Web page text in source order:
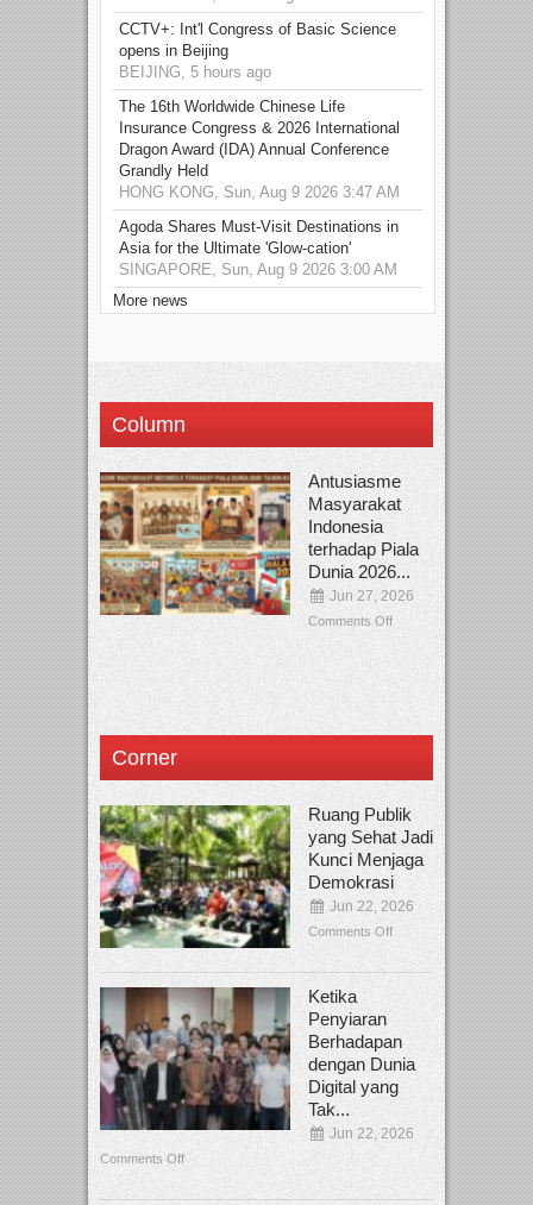
CCTV+: Int'l Congress of Basic Science
opens in Beijing
BEIJING, 5 hours ago
The 16th Worldwide Chinese Life
Insurance Congress & 2026 International
Dragon Award (IDA) Annual Conference
Grandly Held
HONG KONG, Sun, Aug 9 2026 3:47 AM
Agoda Shares Must-Visit Destinations in
Asia for the Ultimate 'Glow-cation'
SINGAPORE, Sun, Aug 9 2026 3:00 AM
More news
Column
Antusiasme
Masyarakat
Indonesia
terhadap Piala
Dunia 2026...
Jun 27, 2026
Comments Off
Corner
Ruang Publik
yang Sehat Jadi
Kunci Menjaga
Demokrasi
Jun 22, 2026
Comments Off
Ketika
Penyiaran
Berhadapan
dengan Dunia
Digital yang
Tak...
Jun 22, 2026
Comments Off